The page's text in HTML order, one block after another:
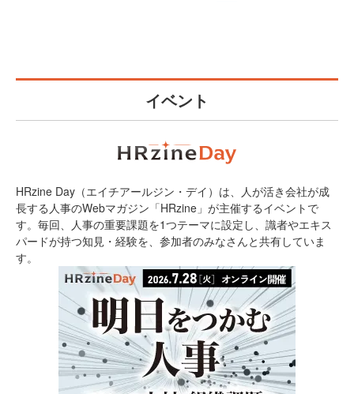
イベント
HRzine Day（エイチアールジン・デイ）は、人が活き会社が成
長する人事のWebマガジン「HRzine」が主催するイベントで
す。毎回、人事の重要課題を1つテーマに設定し、識者やエキス
パードが持つ知見・経験を、参加者のみなさんと共有していま
す。